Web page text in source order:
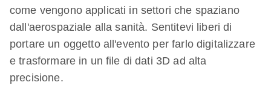
come vengono applicati in settori che spaziano
dall'aerospaziale alla sanità. Sentitevi liberi di
portare un oggetto all'evento per farlo digitalizzare
e trasformare in un file di dati 3D ad alta
precisione.